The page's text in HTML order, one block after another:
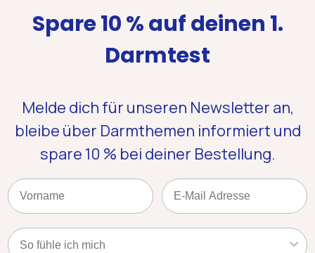
Spare 10 % auf deinen 1.
Darmtest
Melde dich für unseren Newsletter an,
bleibe über Darmthemen informiert und
spare 10 % bei deiner Bestellung.
Name Email
Kategorie